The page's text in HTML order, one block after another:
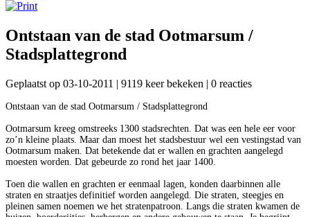
Ontstaan van de stad Ootmarsum /
Stadsplattegrond
Geplaatst op 03-10-2011 | 9119 keer bekeken | 0 reacties
Ontstaan van de stad Ootmarsum / Stadsplattegrond
Ootmarsum kreeg omstreeks 1300 stadsrechten. Dat was een hele eer voor
zo’n kleine plaats. Maar dan moest het stadsbestuur wel een vestingstad van
Ootmarsum maken. Dat betekende dat er wallen en grachten aangelegd
moesten worden. Dat gebeurde zo rond het jaar 1400.
Toen die wallen en grachten er eenmaal lagen, konden daarbinnen alle
straten en straatjes definitief worden aangelegd. Die straten, steegjes en
pleinen samen noemen we het stratenpatroon. Langs die straten kwamen de